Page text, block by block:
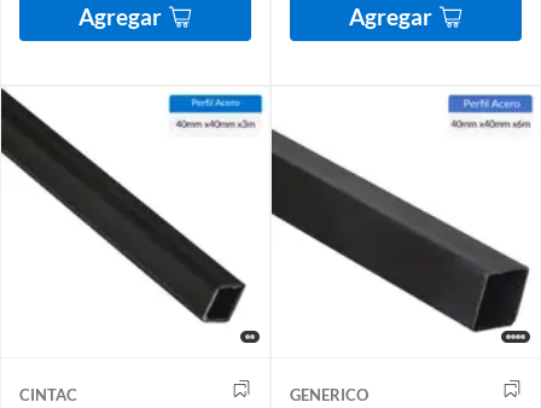
Agregar Agregar
CINTAC GENERICO